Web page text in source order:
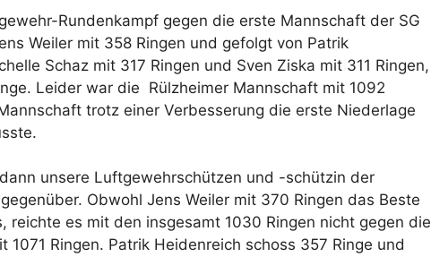
Rundenkampf gegen die erste Mannschaft der SG
Weiler mit 358 Ringen und gefolgt von Patrik
Schaz mit 317 Ringen und Sven Ziska mit 311 Ringen,
Leider war die Rülzheimer Mannschaft mit 1092
trotz einer Verbesserung die erste Niederlage
unsere Luftgewehrschützen und -schützin der
Obwohl Jens Weiler mit 370 Ringen das Beste
reichte es mit den insgesamt 1030 Ringen nicht gegen die
1071 Ringen. Patrik Heidenreich schoss 357 Ringe und